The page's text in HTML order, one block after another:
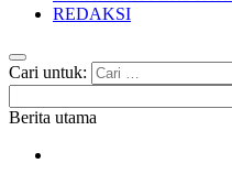
REDAKSI
Cari untuk:
Berita utama